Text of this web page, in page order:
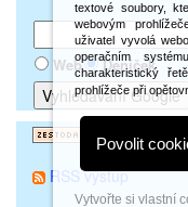
Web Deníček
RSS výstup
textové soubory,
webovým
uživatel vyvolá
operačním
charakteristický
prohlížeče při
Povolit
Vytvořte si vlastní